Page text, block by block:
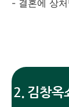
- 결혼에 상
2. 김창옥